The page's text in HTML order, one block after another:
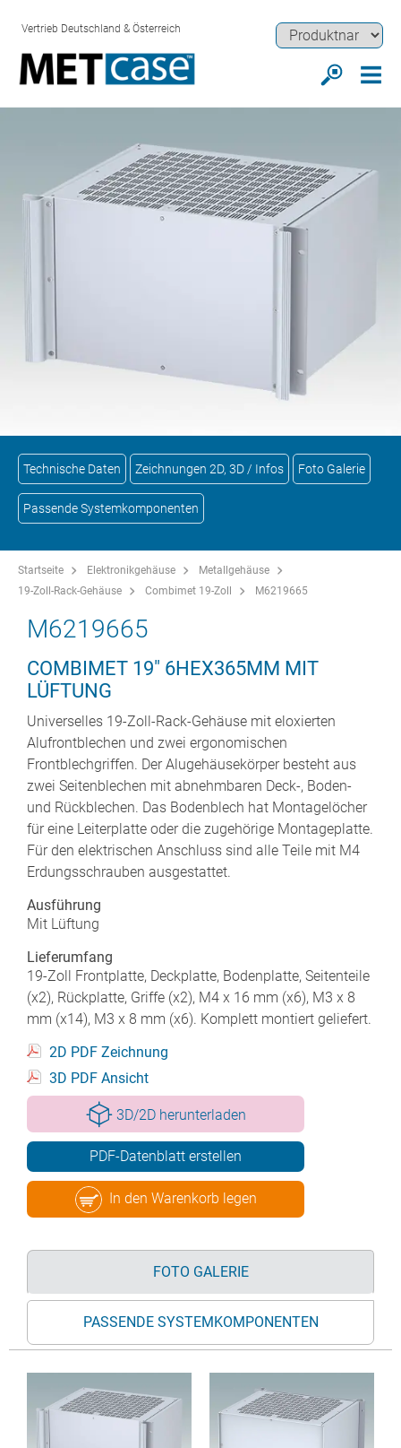
Vertrieb Deutschland & Österreich
Technische Daten Zeichnungen 2D, 3D / Infos Foto Galerie
Passende Systemkomponenten
Startseite Elektronikgehäuse
Metallgehäuse
19-Zoll-Rack-Gehäuse
Combimet 19-Zoll M6219665
M6219665
COMBIMET 19" 6HEX365MM MIT
LÜFTUNG
Universelles 19-Zoll-Rack-Gehäuse mit eloxierten
Alufrontblechen und zwei ergonomischen
Frontblechgriffen. Der Alugehäusekörper besteht aus
zwei Seitenblechen mit abnehmbaren Deck-, Boden-
und Rückblechen. Das Bodenblech hat Montagelöcher
für eine Leiterplatte oder die zugehörige Montageplatte.
Für den elektrischen Anschluss sind alle Teile mit M4
Erdungsschrauben ausgestattet.
Ausführung
Mit Lüftung
Lieferumfang
19-Zoll Frontplatte, Deckplatte, Bodenplatte, Seitenteile
(x2), Rückplatte, Griffe (x2), M4 x 16 mm (x6), M3 x 8
mm (x14), M3 x 8 mm (x6). Komplett montiert geliefert.
2D PDF Zeichnung
3D PDF Ansicht
3D/2D herunterladen
PDF-Datenblatt erstellen
In den Warenkorb legen
FOTO GALERIE
PASSENDE SYSTEMKOMPONENTEN